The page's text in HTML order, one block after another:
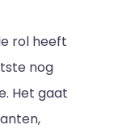
rol heeft
nog
Het gaat